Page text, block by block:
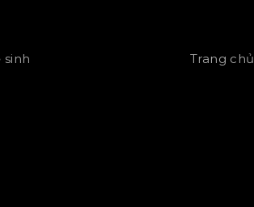
sinh Trang chủ